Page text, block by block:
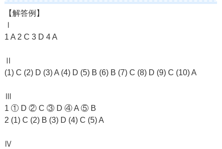
【解答例】
Ⅰ
1 A 2 C 3 D 4 A
Ⅱ
(1) C (2) D (3) A (4) D (5) B (6) B (7) C (8) D (9) C (10) A
Ⅲ
1 ① D ② C ③ D ④ A ⑤ B
2 (1) C (2) B (3) D (4) C (5) A
Ⅳ